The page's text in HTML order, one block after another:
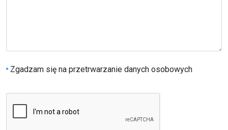
Zgadzam się na przetrwarzanie danych osobowych